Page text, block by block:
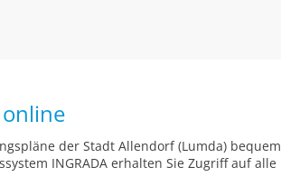
der Stadt Allendorf (Lumda) bequem
INGRADA erhalten Sie Zugriff auf alle